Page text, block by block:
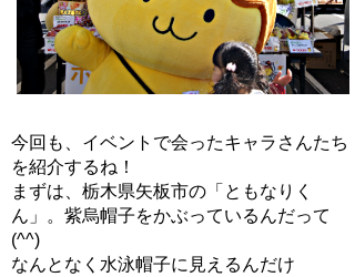
今回も、イベントで会ったキャラさんたち
を紹介するね！
まずは、栃木県矢板市の「ともなりく
ん」。紫烏帽子をかぶっているんだって
(^^)
なんとなく水泳帽子に見えるんだけ